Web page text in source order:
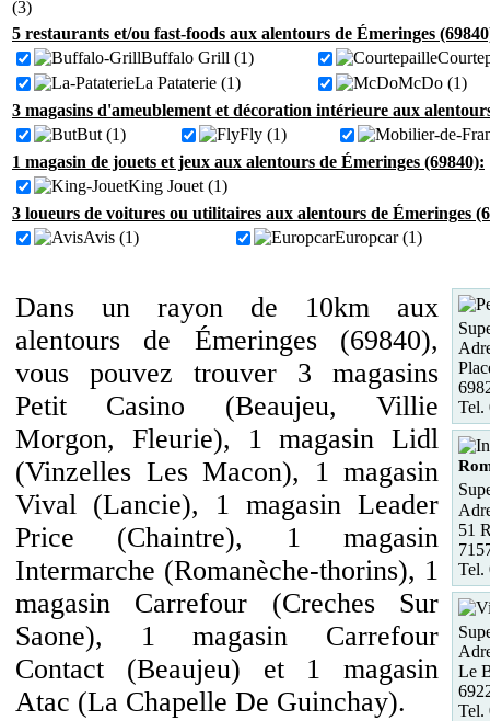
(3)
5 restaurants et/ou fast-foods aux alentours de Émeringes
Buffalo Grill (1)
La Pataterie (1)
McDo (1)
3 magasins d'ameublement et décoration intérieure aux
But (1)
Fly (1)
1 magasin de jouets et jeux aux alentours de Émeringes (69840):
King Jouet (1)
3 loueurs de voitures ou utilitaires aux alentours de Émeringes
Avis (1)
Europcar (1)
Dans un rayon de 10km aux
alentours de Émeringes (69840),
vous pouvez trouver 3 magasins
Petit Casino (Beaujeu, Villie
Morgon, Fleurie), 1 magasin Lidl
(Vinzelles Les Macon), 1 magasin
Vival (Lancie), 1 magasin Leader
Price (Chaintre), 1 magasin
Intermarche (Romanèche-thorins), 1
magasin Carrefour (Creches Sur
Saone), 1 magasin Carrefour
Contact (Beaujeu) et 1 magasin
Atac (La Chapelle De Guinchay).
Tel.
51
Tel.
Le
Tel.